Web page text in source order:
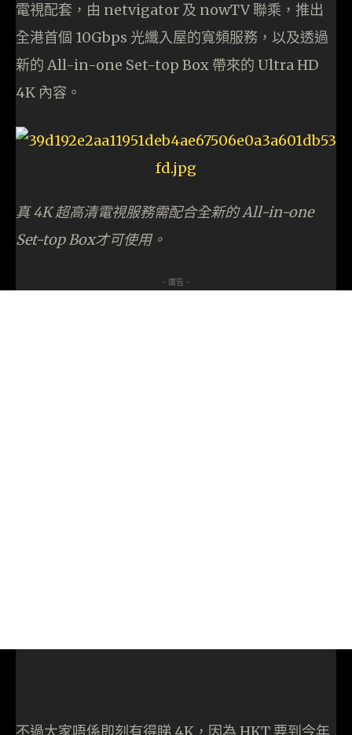
電視配套，由 netvigator 及 nowTV 聯乘，推出
全港首個 10Gbps 光纖入屋的寬頻服務，以及透過
新的 All-in-one Set-top Box 帶來的 Ultra HD
4K 內容。
真 4K 超高清電視服務需配合全新的 All-in-one
Set-top Box才可使用。
- 廣告 -